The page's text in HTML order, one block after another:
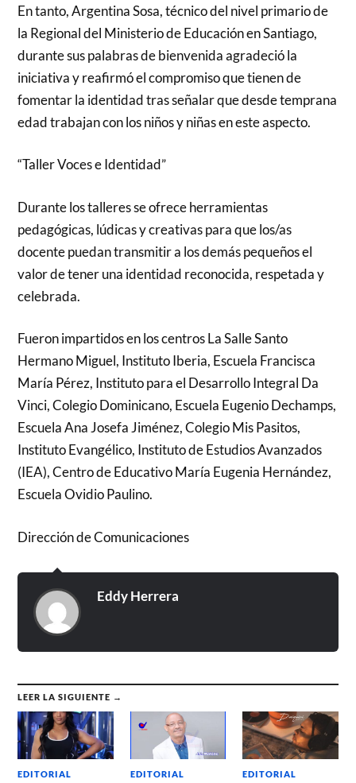
En tanto, Argentina Sosa, técnico del nivel primario de
la Regional del Ministerio de Educación en Santiago,
durante sus palabras de bienvenida agradeció la
iniciativa y reafirmó el compromiso que tienen de
fomentar la identidad tras señalar que desde temprana
edad trabajan con los niños y niñas en este aspecto.
“Taller Voces e Identidad”
Durante los talleres se ofrece herramientas
pedagógicas, lúdicas y creativas para que los/as
docente puedan transmitir a los demás pequeños el
valor de tener una identidad reconocida, respetada y
celebrada.
Fueron impartidos en los centros La Salle Santo
Hermano Miguel, Instituto Iberia, Escuela Francisca
María Pérez, Instituto para el Desarrollo Integral Da
Vinci, Colegio Dominicano, Escuela Eugenio Dechamps,
Escuela Ana Josefa Jiménez, Colegio Mis Pasitos,
Instituto Evangélico, Instituto de Estudios Avanzados
(IEA), Centro de Educativo María Eugenia Hernández,
Escuela Ovidio Paulino.
Dirección de Comunicaciones
Eddy Herrera
LEER LA SIGUIENTE →
EDITORIAL EDITORIAL EDITORIAL